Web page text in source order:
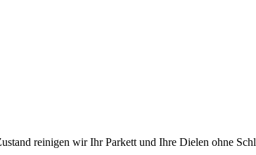
reinigen wir Ihr Parkett und Ihre Dielen ohne